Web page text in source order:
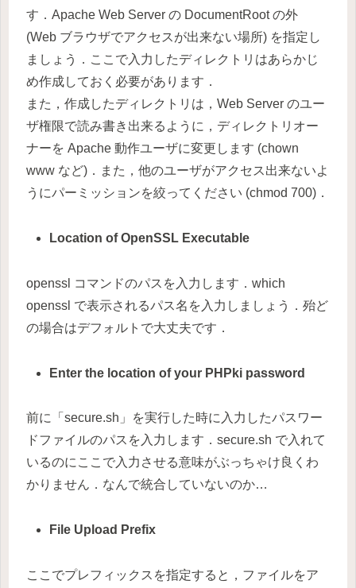
す．Apache Web Server の DocumentRoot の外
(Web ブラウザでアクセスが出来ない場所) を指定し
ましょう．ここで入力したディレクトリはあらかじ
め作成しておく必要があります．
また，作成したディレクトリは，Web Server のユー
ザ権限で読み書き出来るように，ディレクトリオー
ナーを Apache 動作ユーザに変更します (chown
www など)．また，他のユーザがアクセス出来ないよ
うにパーミッションを絞ってください (chmod 700)．
Location of OpenSSL Executable
openssl コマンドのパスを入力します．which
openssl で表示されるパス名を入力しましょう．殆ど
の場合はデフォルトで大丈夫です．
Enter the location of your PHPki password
前に「secure.sh」を実行した時に入力したパスワー
ドファイルのパスを入力します．secure.sh で入れて
いるのにここで入力させる意味がぶっちゃけ良くわ
かりません．なんで統合していないのか…
File Upload Prefix
ここでプレフィックスを指定すると，ファイルをア